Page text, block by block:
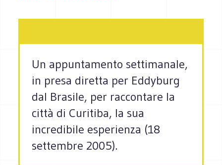
Un appuntamento settimanale,
in presa diretta per Eddyburg
dal Brasile, per raccontare la
città di Curitiba, la sua
incredibile esperienza (18
settembre 2005).